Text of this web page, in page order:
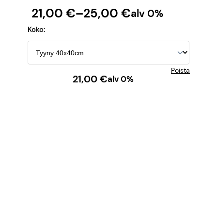
21,00 €–25,00 €
H
alv 0%
Koko:
Poista
21,00€alv 0%